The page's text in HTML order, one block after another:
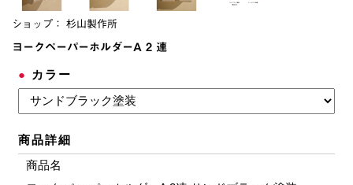
ショップ： 杉山製作所
ヨークペーパーホルダーA 2 連